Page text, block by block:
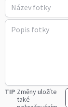
TIP Změny uložíte
také